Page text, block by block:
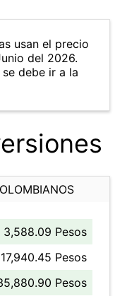
usan el precio
del 2026.
debe ir a la
3,588.09 Pesos
17,940.45 Pesos
Pesos